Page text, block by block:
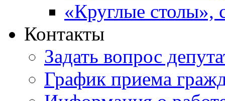
«Круглые столы»,
Контакты
Задать вопрос
График приема